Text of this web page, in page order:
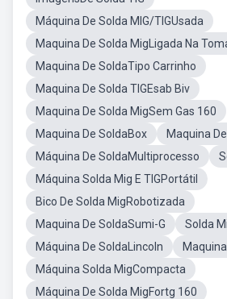
Máquina De Solda MIG/TIGUsada
Maquina De Solda MigLigada Na
Maquina De SoldaTipo Carrinho
Maquina De Solda TIGEsab Biv
Maquina De Solda MigSem Gas 160
Maquina De SoldaBox
Maquina
Máquina De SoldaMultiprocesso
Máquina Solda Mig E TIGPortátil
Bico De Solda MigRobotizada
Maquina De SoldaSumi-G
Solda
Máquina De SoldaLincoln
Máquina Solda MigCompacta
Máquina De Solda MigFortg 160